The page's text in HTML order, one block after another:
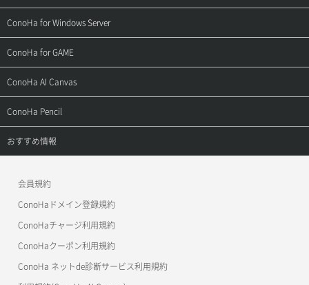
用語集
お問い合わせ
ご利用ガイド
お乗り換えガイド
よくある質問
サポートトップ
ご利用ガイド
APIドキュメントVPS2.0
APIドキュメントVPS3.0
ConoHa for Windows Server
サポートトップ
ご利用ガイド
APIドキュメントVPS2.0
APIドキュメントVPS3.0
ConoHa for GAME
サポートトップ
ご利用ガイド
ConoHa AI Canvas
サポートトップ
ご利用ガイド
ConoHa Pencil
サポートトップ
おすすめ情報
美雲このは徹底ガイド
会員規約
ConoHaドメイン登録規約
ConoHaチャージ利用規約
ConoHaクーポン利用規約
ConoHa ネットde診断サービス利用規約